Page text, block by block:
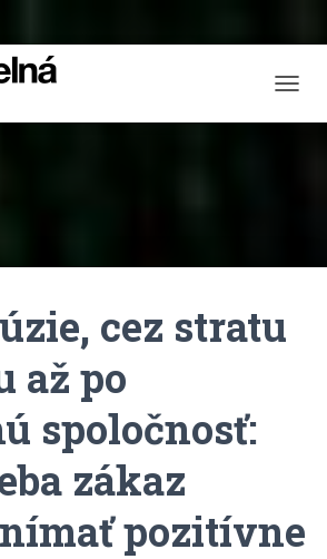
O
V
cez stratu
až po
spoločnosť:
zákaz
pozitívne